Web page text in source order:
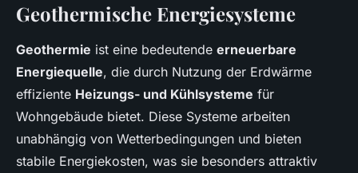
Geothermische Energiesysteme
Geothermie ist eine bedeutende erneuerbare
Energiequelle, die durch Nutzung der Erdwärme
effiziente Heizungs- und Kühlsysteme für
Wohngebäude bietet. Diese Systeme arbeiten
unabhängig von Wetterbedingungen und bieten
stabile Energiekosten, was sie besonders attraktiv